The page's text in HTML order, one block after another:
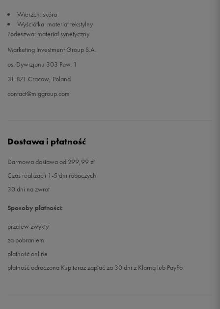
32,5 21 cm
33 21,5 cm
Wierzch: skóra
Wyściółka: materiał tekstylny
Podeszwa: materiał synetyczny
Marketing Investment Group S.A.
os. Dywizjonu 303 Paw. 1
31-871 Cracow, Poland
contact@miggroup.com
Dostawa i płatność
Darmowa dostawa od 299,99 zł
Czas realizacji 1-5 dni roboczych
30 dni na zwrot
Sposoby płatności:
przelew zwykły
za pobraniem
płatność online
płatność odroczona Kup teraz zapłać za 30 dni z Klarną lub PayPo